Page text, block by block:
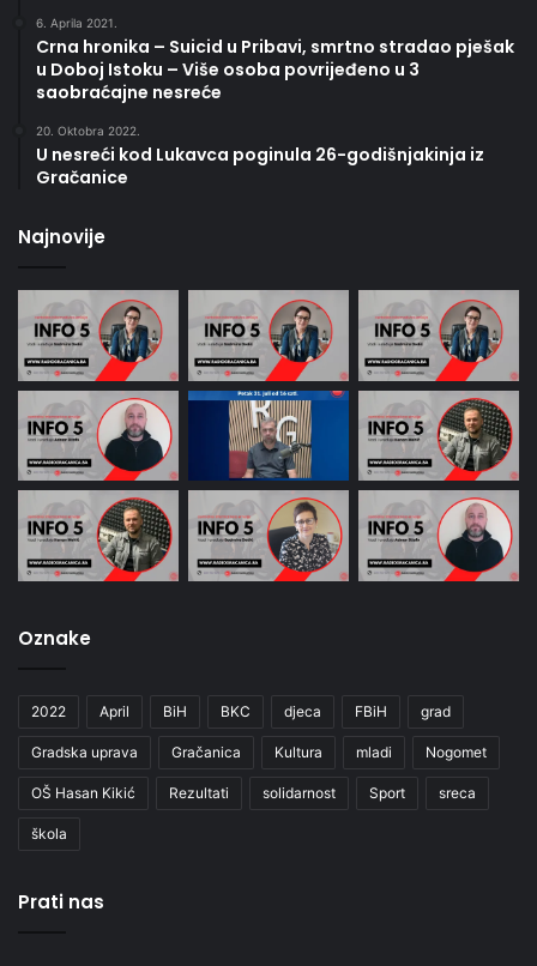
6. Aprila 2021.
Crna hronika – Suicid u Pribavi, smrtno stradao pješak
u Doboj Istoku – Više osoba povrijeđeno u 3
saobraćajne nesreće
20. Oktobra 2022.
U nesreći kod Lukavca poginula 26-godišnjakinja iz
Gračanice
Najnovije
Oznake
2022 April BiH BKC djeca FBiH grad
Gradska uprava Gračanica Kultura mladi Nogomet
OŠ Hasan Kikić Rezultati solidarnost Sport sreca
škola
Prati nas